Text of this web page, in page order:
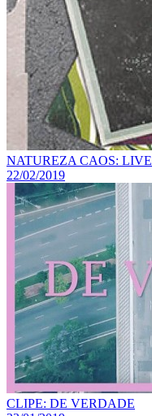
NATUREZA CAOS: LIVE
22/02/2019
CLIPE: DE VERDADE